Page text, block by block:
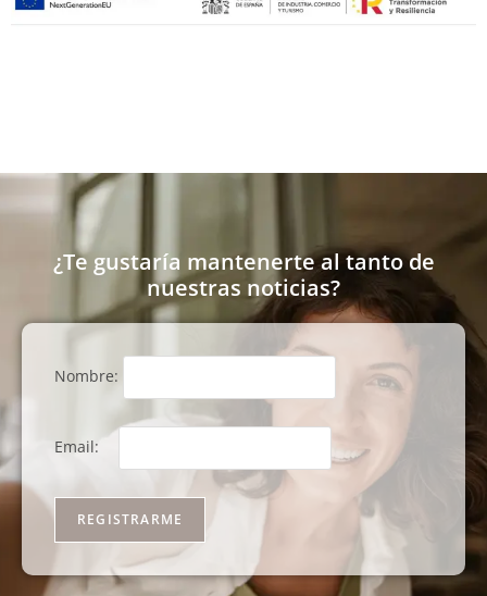
¿Te gustaría mantenerte al tanto de
nuestras noticias?
Nombre:
Email: